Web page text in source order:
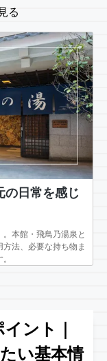
る
の日常を感じ
本館・飛鳥乃湯泉と
法、必要な持ち物ま
ント｜
い基本情